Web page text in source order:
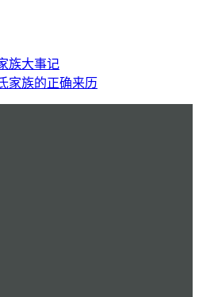
族大事记
家族的正确来历